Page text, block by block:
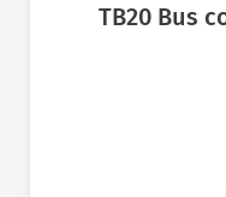
TB20 Bus